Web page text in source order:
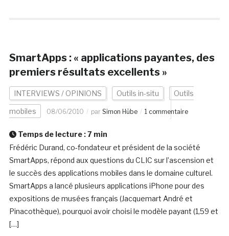
SmartApps : « applications payantes, des
premiers résultats excellents »
INTERVIEWS / OPINIONS Outils in-situ Outils
mobiles 08/06/2010 par Simon Hübe 1 commentaire
Temps de lecture :7 min
Frédéric Durand, co-fondateur et président de la société
SmartApps, répond aux questions du CLIC sur l’ascension et
le succès des applications mobiles dans le domaine culturel.
SmartApps a lancé plusieurs applications iPhone pour des
expositions de musées français (Jacquemart André et
Pinacothèque), pourquoi avoir choisi le modèle payant (1,59 et
[…]